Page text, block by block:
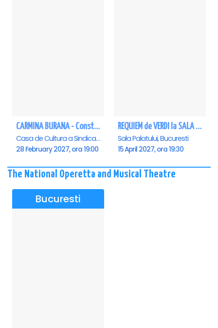
CARMINA BURANA - Constanta
Casa de Cultura a Sindicatelor - Sala Mare, Constanta
28 February 2027, ora 19:00
REQUIEM de VERDI la SALA PALATULUI
Sala Palatului, Bucuresti
15 April 2027, ora 19:30
The National Operetta and Musical Theatre
Bucuresti